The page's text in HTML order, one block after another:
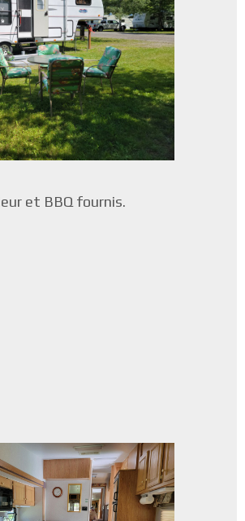
et BBQ fournis.